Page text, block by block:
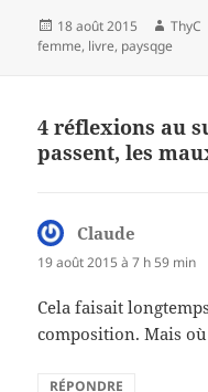
Publié
le
18 août 2015 Auteur
ThyC
femme, livre, paysqge
4 réflexions au
passent, les
Claude
19 août 2015 à 7 h 59 min
Cela faisait
composition. Mais
RÉPONDRE